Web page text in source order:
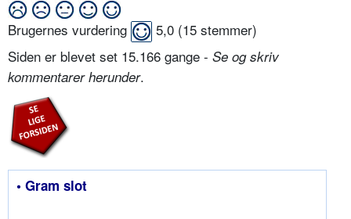
Brugernes vurdering 5,0 (15 stemmer)
Siden er blevet set 15.166 gange - Se og skriv
kommentarer herunder.
• Gram slot